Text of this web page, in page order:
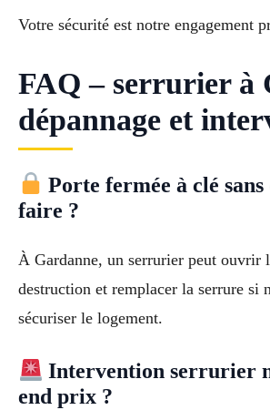
Votre sécurité est notre engagement
FAQ – serrurier à
dépannage et
Porte fermée à clé sans
faire ?
À Gardanne, un serrurier peut ouvrir
destruction et remplacer la serrure si
sécuriser le logement.
Intervention serrurier
end prix ?